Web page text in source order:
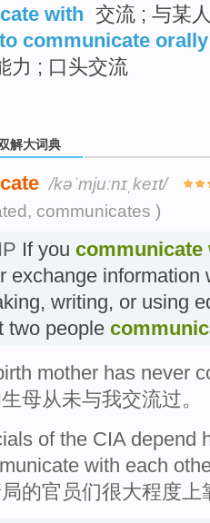
with 交流 ; 与某
communicate orally
力 ; 口头交流
解大词典
/kəˈmjuːnɪˌkeɪt/
communicates )
If you communicate
exchange information
writing, or using
two people
mother has never
母从未与我交流过。
of the CIA depend
with each
的官员们很大程度